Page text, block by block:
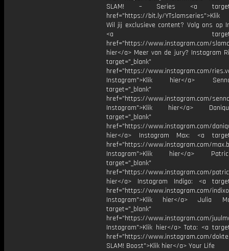
SLAM! – Series <a
href="https://bit.ly/
Wil jij exclusieve content? Volg ons op
<a
href="https://www.instagram.com/
hier</a> Meer van de jury? Instagram
target="_blank"
href="https://www.instagram.com/
Instagram">Klik hier</a>
target="_blank"
href="https://www.instagram.com/
Instagram">Klik hier</a>
target="_blank"
href="https://www.instagram.com/
hier</a> Instagram Max: <a
href="https://www.instagram.com/
Instagram">Klik hier</a>
target="_blank"
href="https://www.instagram.com/
hier</a> Instagram Indigo: <a
href="https://www.instagram.com/
Instagram">Klik hier</a> Julia
target="_blank"
href="https://www.instagram.com/
Instagram">Klik hier</a> Toto: <a
href="https://www.instagram.com/
SLAM! Boost">Klik hier</a> Your Life